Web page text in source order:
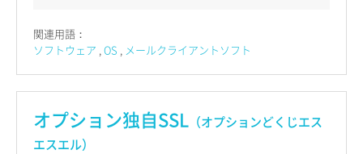
関連用語：
ソフトウェア OS メールクライアントソフト
オプション独自SSL （オプションどくじエス
エスエル）